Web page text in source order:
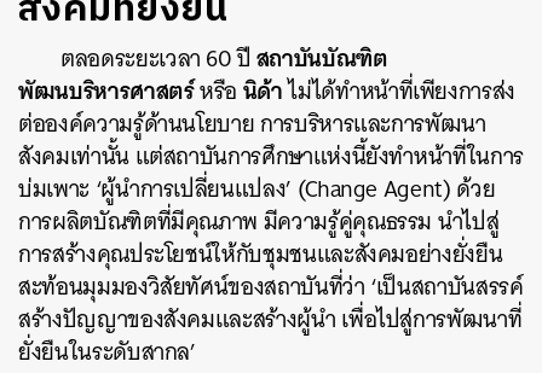
ตลอดระยะเวลา 60 ปีสถาบันบัณฑิต
พัฒนบริหารศาสตร์หรือนิด้าไม่ได้ทำหน้าที่เพียงการส่ง
ต่อองค์ความรู้ด้านนโยบาย การบริหารและการพัฒนา
สังคมเท่านั้น แต่สถาบันการศึกษาแห่งนี้ยังทำหน้าที่ในการ
บ่มเพาะ ‘ผู้นำการเปลี่ยนแปลง’ (Change Agent) ด้วย
การผลิตบัณฑิตที่มีคุณภาพ มีความรู้คู่คุณธรรม นำไปสู่
การสร้างคุณประโยชน์ให้กับชุมชนและสังคมอย่างยั่งยืน
สะท้อนมุมมองวิสัยทัศน์ของสถาบันที่ว่า ‘เป็นสถาบันสรรค์
สร้างปัญญาของสังคมและสร้างผู้นำ เพื่อไปสู่การพัฒนาที่
ยั่งยืนในระดับสากล’